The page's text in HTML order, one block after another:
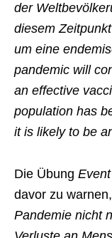
der
diesem
um eine
pandemic will
an effective
population has
it is likely to be
Die Übung
davor zu
Pandemie nicht